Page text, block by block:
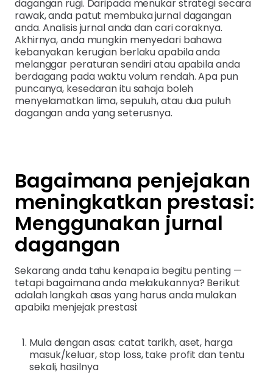
dagangan rugi. Daripada menukar strategi secara
rawak, anda patut membuka jurnal dagangan
anda. Analisis jurnal anda dan cari coraknya.
Akhirnya, anda mungkin menyedari bahawa
kebanyakan kerugian berlaku apabila anda
melanggar peraturan sendiri atau apabila anda
berdagang pada waktu volum rendah. Apa pun
puncanya, kesedaran itu sahaja boleh
menyelamatkan lima, sepuluh, atau dua puluh
dagangan anda yang seterusnya.
Bagaimana penjejakan
meningkatkan prestasi:
Menggunakan jurnal
dagangan
Sekarang anda tahu kenapa ia begitu penting —
tetapi bagaimana anda melakukannya? Berikut
adalah langkah asas yang harus anda mulakan
apabila menjejak prestasi:
Mula dengan asas: catat tarikh, aset, harga
masuk/keluar, stop loss, take profit dan tentu
sekali, hasilnya